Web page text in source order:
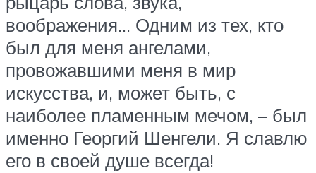
воображения… Одним из тех, кто
был для меня ангелами,
провожавшими меня в мир
искусства, и, может быть, с
наиболее пламенным мечом, – был
именно Георгий Шенгели. Я славлю
его в своей душе всегда!